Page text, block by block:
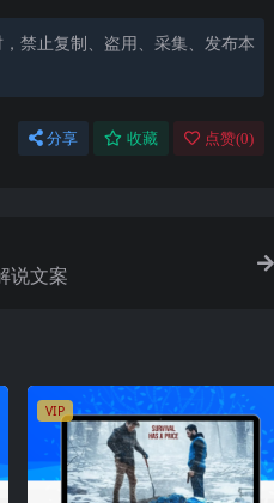
禁止复制、盗用、采集、发布本
分享 收藏 点赞(0)
说文案
VIP